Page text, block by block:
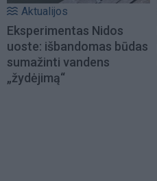
Aktualijos
Eksperimentas Nidos
uoste: išbandomas būdas
sumažinti vandens
„žydėjimą“